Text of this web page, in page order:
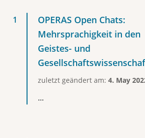
OPERAS Open Chats:
Mehrsprachigkeit in den
Geistes- und
zuletzt geändert am: 4. May
...